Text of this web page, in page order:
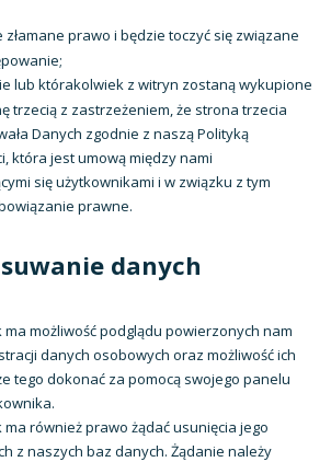
złamane prawo i będzie toczyć się związane
lub którakolwiek z witryn zostaną wykupione
trzecią z zastrzeżeniem, że strona trzecia
Danych zgodnie z naszą Polityką
która jest umową między nami
się użytkownikami i w związku z tym
prawne.
danych
możliwość podglądu powierzonych nam
danych osobowych oraz możliwość ich
tego dokonać za pomocą swojego panelu
również prawo żądać usunięcia jego
z naszych baz danych. Żądanie należy